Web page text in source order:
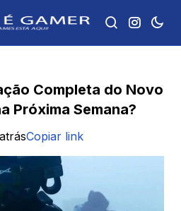
Completa do Novo
Próxima Semana?
Copiar link